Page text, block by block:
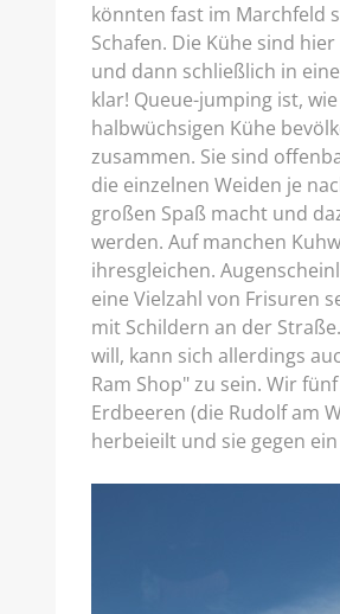
könnten fast im Marchfeld
Schafen. Die Kühe sind
und dann schließlich in
klar! Queue-jumping ist,
halbwüchsigen Kühe
zusammen. Sie sind
die einzelnen Weiden je
großen Spaß macht und
werden. Auf manchen
ihresgleichen.
eine Vielzahl von Frisuren
mit Schildern an der
will, kann sich allerdings
Ram Shop" zu sein. Wir
Erdbeeren (die Rudolf am
herbeieilt und sie gegen